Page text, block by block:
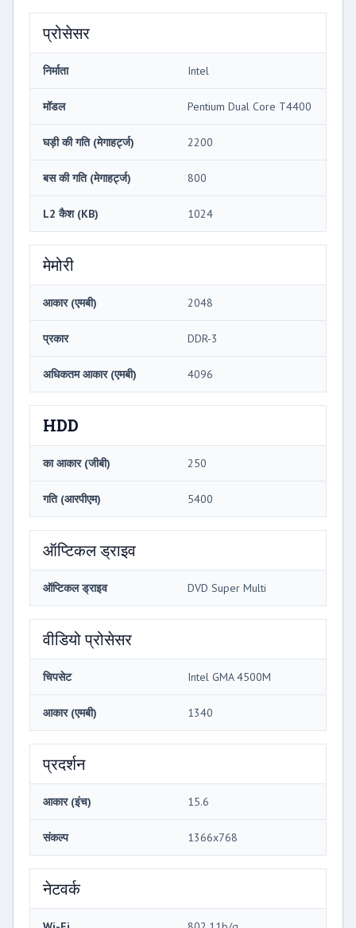
प्रोसेसर
निर्माता Intel
मॉडल Pentium Dual Core T4400
घड़ी की गति (मेगाहर्ट्ज) 2200
बस की गति (मेगाहर्ट्ज) 800
L2 कैश (KB) 1024
मेमोरी
आकार (एमबी) 2048
प्रकार DDR-3
अधिकतम आकार (एमबी) 4096
HDD
का आकार (जीबी) 250
गति (आरपीएम) 5400
ऑप्टिकल ड्राइव
ऑप्टिकल ड्राइव DVD Super Multi
वीडियो प्रोसेसर
चिपसेट Intel GMA 4500M
आकार (एमबी) 1340
प्रदर्शन
आकार (इंच) 15.6
संकल्प 1366x768
नेटवर्क